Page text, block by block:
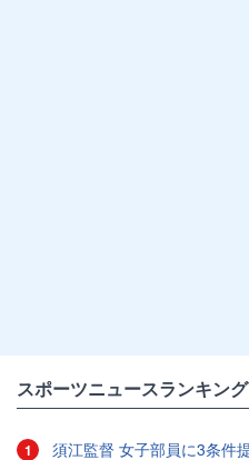
スポーツニュースランキング
1 須江監督 女子部員に3条件